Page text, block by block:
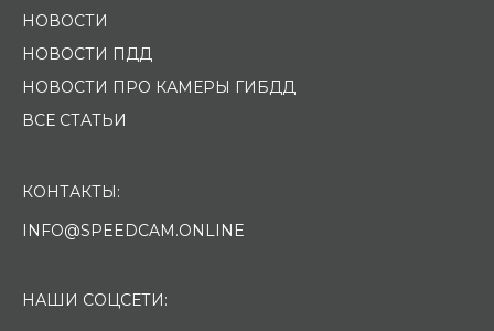
НОВОСТИ
НОВОСТИ ПДД
НОВОСТИ ПРО КАМЕРЫ ГИБДД
ВСЕ СТАТЬИ
КОНТАКТЫ:
INFO@SPEEDCAM.ONLINE
НАШИ СОЦСЕТИ: